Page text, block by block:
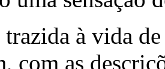
trazida à vida
com as